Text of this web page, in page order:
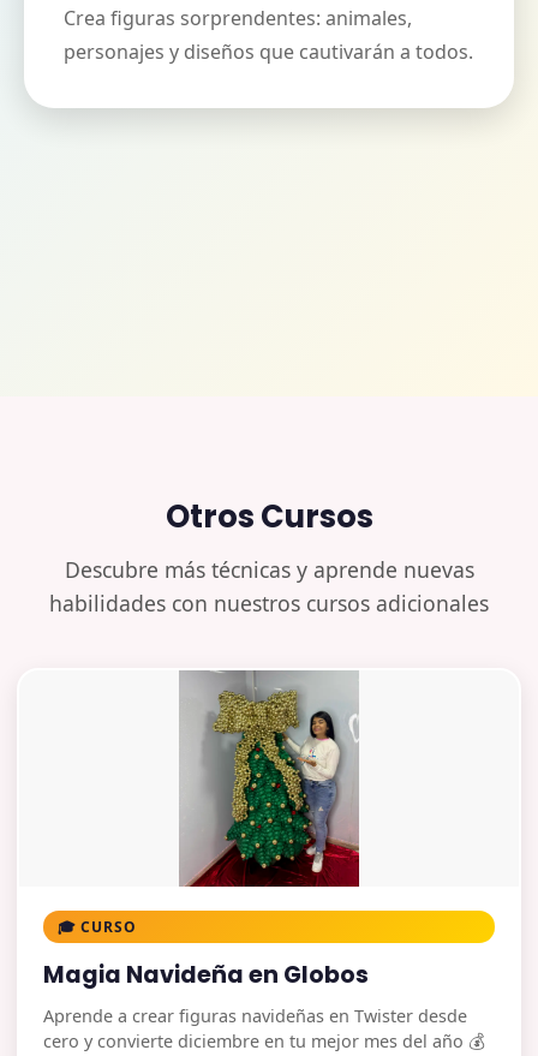
Crea figuras sorprendentes: animales,
personajes y diseños que cautivarán a todos.
Otros Cursos
Descubre más técnicas y aprende nuevas
habilidades con nuestros cursos adicionales
🎓 CURSO
Magia Navideña en Globos
Aprende a crear figuras navideñas en Twister desde
cero y convierte diciembre en tu mejor mes del año 💰